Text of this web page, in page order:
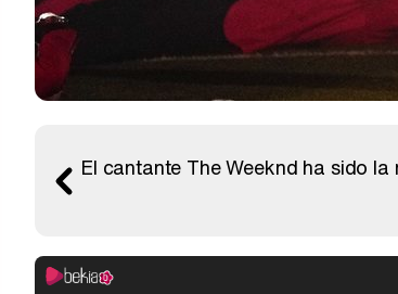
El cantante The Weeknd ha sido